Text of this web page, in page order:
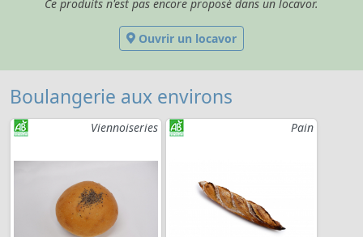
Ce produits n'est pas encore proposé dans un locavor.
Ouvrir un locavor
Boulangerie aux environs
Viennoiseries Pain